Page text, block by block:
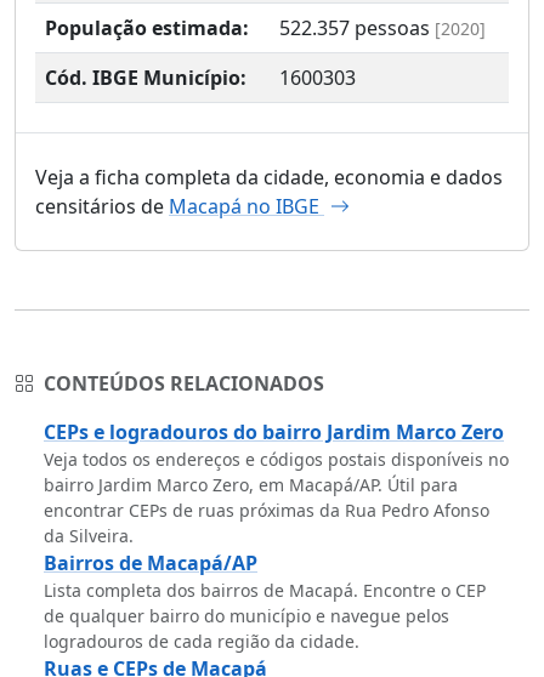
População estimada:
522.357 pessoas [2020]
Cód. IBGE Município: 1600303
Veja a ficha completa da cidade, economia e dados
censitários de Macapá no IBGE
CONTEÚDOS RELACIONADOS
CEPs e logradouros do bairro Jardim Marco Zero
Veja todos os endereços e códigos postais disponíveis no
bairro Jardim Marco Zero, em Macapá/AP. Útil para
encontrar CEPs de ruas próximas da Rua Pedro Afonso
da Silveira.
Bairros de Macapá/AP
Lista completa dos bairros de Macapá. Encontre o CEP
de qualquer bairro do município e navegue pelos
logradouros de cada região da cidade.
Ruas e CEPs de Macapá